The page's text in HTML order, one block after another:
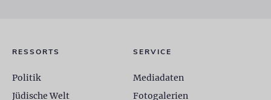
RESSORTS
Politik
Jüdische Welt
SERVICE
Mediadaten
Fotogalerien